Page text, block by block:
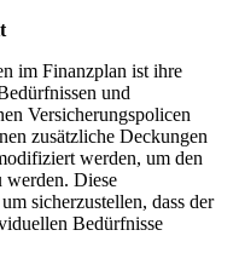
im Finanzplan ist ihre
und
Versicherungspolicen
zusätzliche Deckungen
werden, um den
werden. Diese
sicherzustellen, dass der
Bedürfnisse